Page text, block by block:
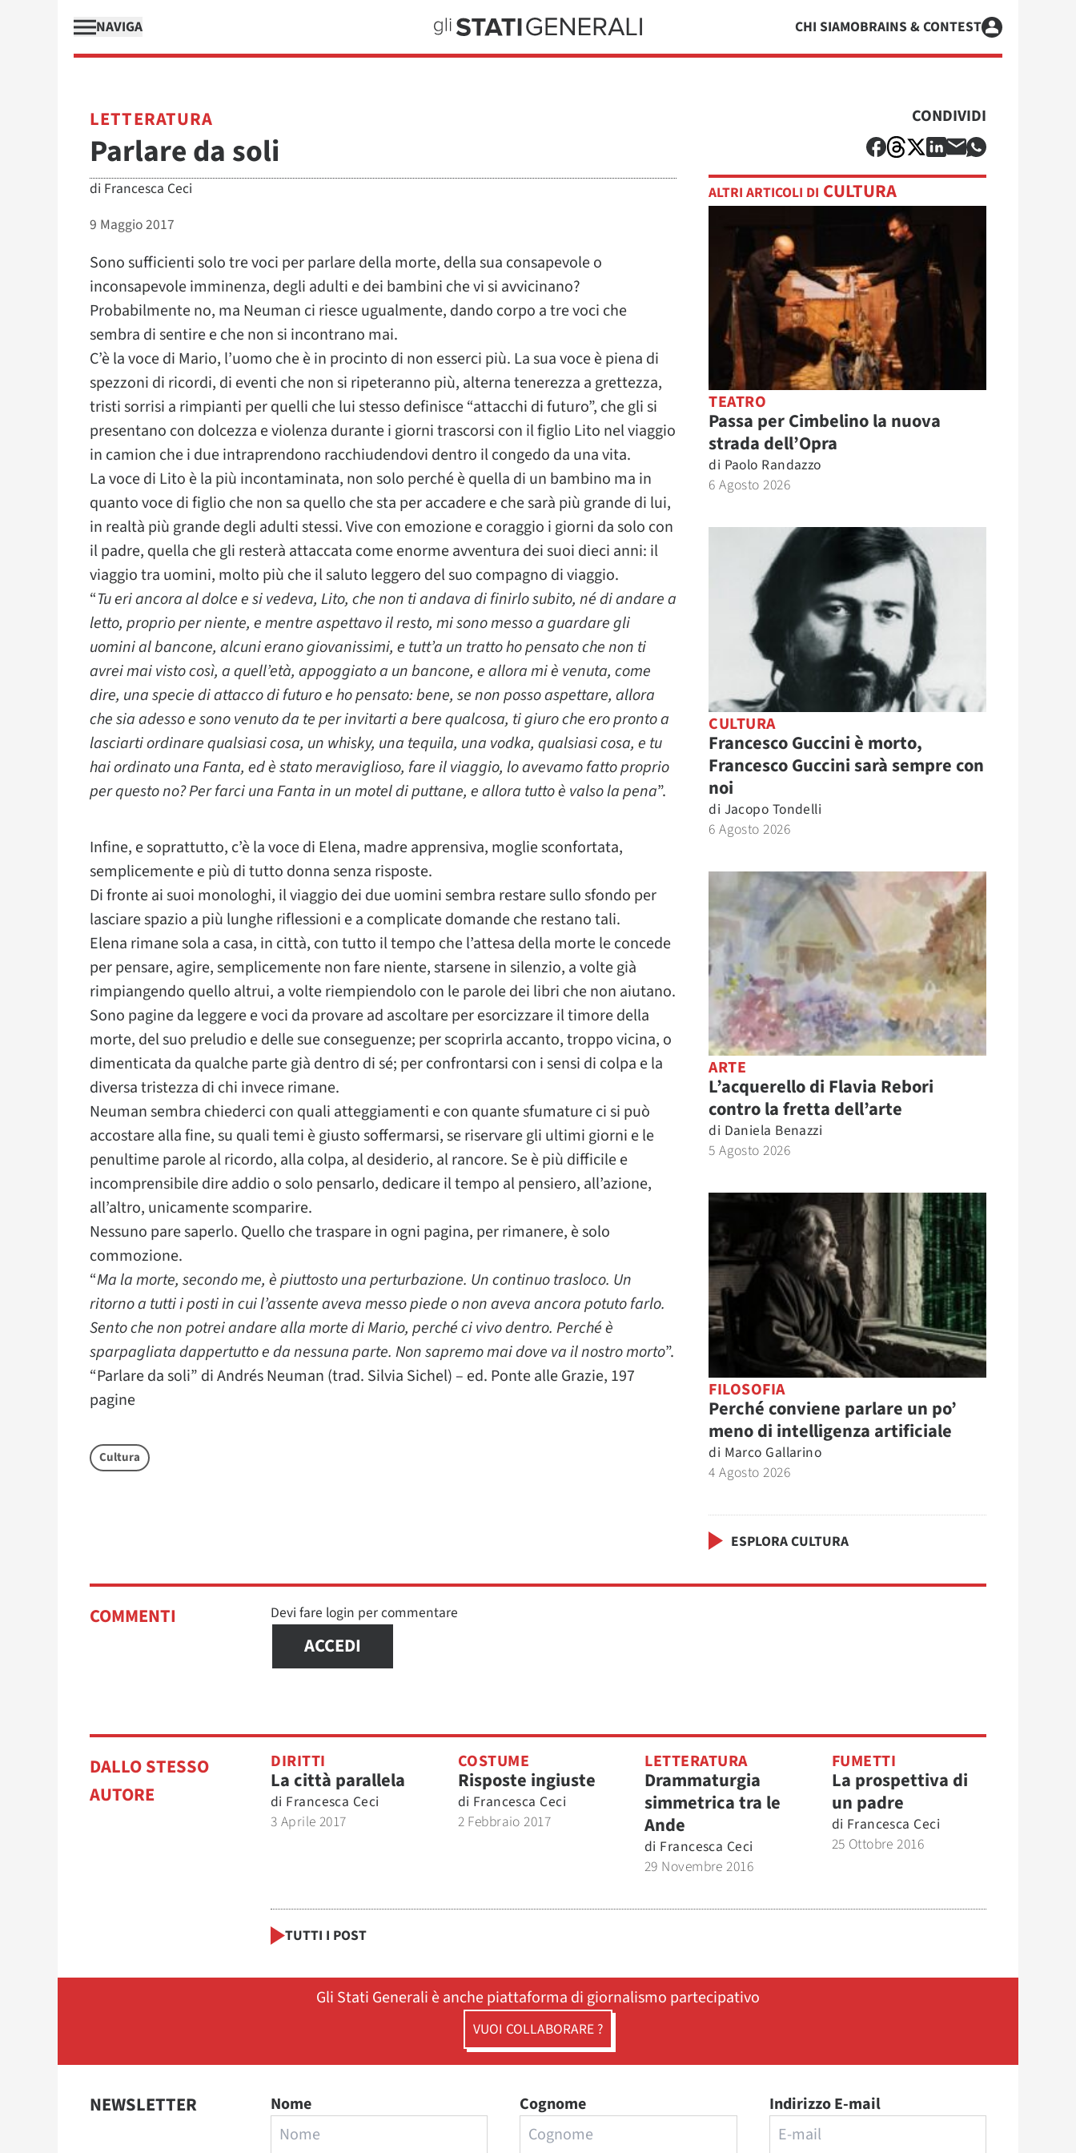
NAVIGA CHI SIAMOBRAINS & CONTEST
LETTERATURA
Parlare da soli
di Francesca Ceci
9 Maggio 2017
Sono sufficienti solo tre voci per parlare della morte, della sua consapevole o
inconsapevole imminenza, degli adulti e dei bambini che vi si avvicinano?
Probabilmente no, ma Neuman ci riesce ugualmente, dando corpo a tre voci che
sembra di sentire e che non si incontrano mai.
C’è la voce di Mario, l’uomo che è in procinto di non esserci più. La sua voce è piena di
spezzoni di ricordi, di eventi che non si ripeteranno più, alterna tenerezza a grettezza,
tristi sorrisi a rimpianti per quelli che lui stesso definisce “attacchi di futuro”, che gli si
presentano con dolcezza e violenza durante i giorni trascorsi con il figlio Lito nel viaggio
in camion che i due intraprendono racchiudendovi dentro il congedo da una vita.
La voce di Lito è la più incontaminata, non solo perché è quella di un bambino ma in
quanto voce di figlio che non sa quello che sta per accadere e che sarà più grande di lui,
in realtà più grande degli adulti stessi. Vive con emozione e coraggio i giorni da solo con
il padre, quella che gli resterà attaccata come enorme avventura dei suoi dieci anni: il
viaggio tra uomini, molto più che il saluto leggero del suo compagno di viaggio.
“Tu eri ancora al dolce e si vedeva, Lito, che non ti andava di finirlo subito, né di andare a
letto, proprio per niente, e mentre aspettavo il resto, mi sono messo a guardare gli
uomini al bancone, alcuni erano giovanissimi, e tutt’a un tratto ho pensato che non ti
avrei mai visto così, a quell’età, appoggiato a un bancone, e allora mi è venuta, come
dire, una specie di attacco di futuro e ho pensato: bene, se non posso aspettare, allora
che sia adesso e sono venuto da te per invitarti a bere qualcosa, ti giuro che ero pronto a
lasciarti ordinare qualsiasi cosa, un whisky, una tequila, una vodka, qualsiasi cosa, e tu
hai ordinato una Fanta, ed è stato meraviglioso, fare il viaggio, lo avevamo fatto proprio
per questo no? Per farci una Fanta in un motel di puttane, e allora tutto è valso la pena”.
Infine, e soprattutto, c’è la voce di Elena, madre apprensiva, moglie sconfortata,
semplicemente e più di tutto donna senza risposte.
Di fronte ai suoi monologhi, il viaggio dei due uomini sembra restare sullo sfondo per
lasciare spazio a più lunghe riflessioni e a complicate domande che restano tali.
Elena rimane sola a casa, in città, con tutto il tempo che l’attesa della morte le concede
per pensare, agire, semplicemente non fare niente, starsene in silenzio, a volte già
rimpiangendo quello altrui, a volte riempiendolo con le parole dei libri che non aiutano.
Sono pagine da leggere e voci da provare ad ascoltare per esorcizzare il timore della
morte, del suo preludio e delle sue conseguenze; per scoprirla accanto, troppo vicina, o
dimenticata da qualche parte già dentro di sé; per confrontarsi con i sensi di colpa e la
diversa tristezza di chi invece rimane.
Neuman sembra chiederci con quali atteggiamenti e con quante sfumature ci si può
accostare alla fine, su quali temi è giusto soffermarsi, se riservare gli ultimi giorni e le
penultime parole al ricordo, alla colpa, al desiderio, al rancore. Se è più difficile e
incomprensibile dire addio o solo pensarlo, dedicare il tempo al pensiero, all’azione,
all’altro, unicamente scomparire.
Nessuno pare saperlo. Quello che traspare in ogni pagina, per rimanere, è solo
commozione.
“Ma la morte, secondo me, è piuttosto una perturbazione. Un continuo trasloco. Un
ritorno a tutti i posti in cui l’assente aveva messo piede o non aveva ancora potuto farlo.
Sento che non potrei andare alla morte di Mario, perché ci vivo dentro. Perché è
sparpagliata dappertutto e da nessuna parte. Non sapremo mai dove va il nostro morto”.
“Parlare da soli” di Andrés Neuman (trad. Silvia Sichel) – ed. Ponte alle Grazie, 197
pagine
Cultura
CONDIVIDI
ALTRI ARTICOLI DI CULTURA
TEATRO
Passa per Cimbelino la nuova
strada dell’Opra
di Paolo Randazzo
6 Agosto 2026
CULTURA
Francesco Guccini è morto,
Francesco Guccini sarà sempre con
noi
di Jacopo Tondelli
6 Agosto 2026
ARTE
L’acquerello di Flavia Rebori
contro la fretta dell’arte
di Daniela Benazzi
5 Agosto 2026
FILOSOFIA
Perché conviene parlare un po’
meno di intelligenza artificiale
di Marco Gallarino
4 Agosto 2026
ESPLORA CULTURA
COMMENTI Devi fare login per commentare
ACCEDI
DALLO STESSO
AUTORE
DIRITTI
La città parallela
di Francesca Ceci
3 Aprile 2017
COSTUME
Risposte ingiuste
di Francesca Ceci
2 Febbraio 2017
LETTERATURA
Drammaturgia
simmetrica tra le
Ande
di Francesca Ceci
29 Novembre 2016
FUMETTI
La prospettiva di
un padre
di Francesca Ceci
25 Ottobre 2016
TUTTI I POST
Gli Stati Generali è anche piattaforma di giornalismo partecipativo
VUOI COLLABORARE ?
NEWSLETTER Nome Cognome Indirizzo E-mail